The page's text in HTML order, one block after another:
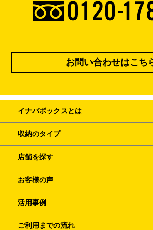
お問い合わせはこち
イナバボックスとは
収納のタイプ
店舗を探す
お客様の声
活用事例
ご利用までの流れ